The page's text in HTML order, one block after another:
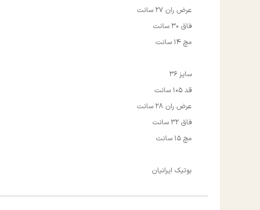
عرض ران 27 سانت
فاق 30 سانت
مچ 14 سانت
سایز 36
قد 105 سانت
عرض ران 28 سانت
فاق 32 سانت
مچ 15 سانت
بوتیک ایرانیان